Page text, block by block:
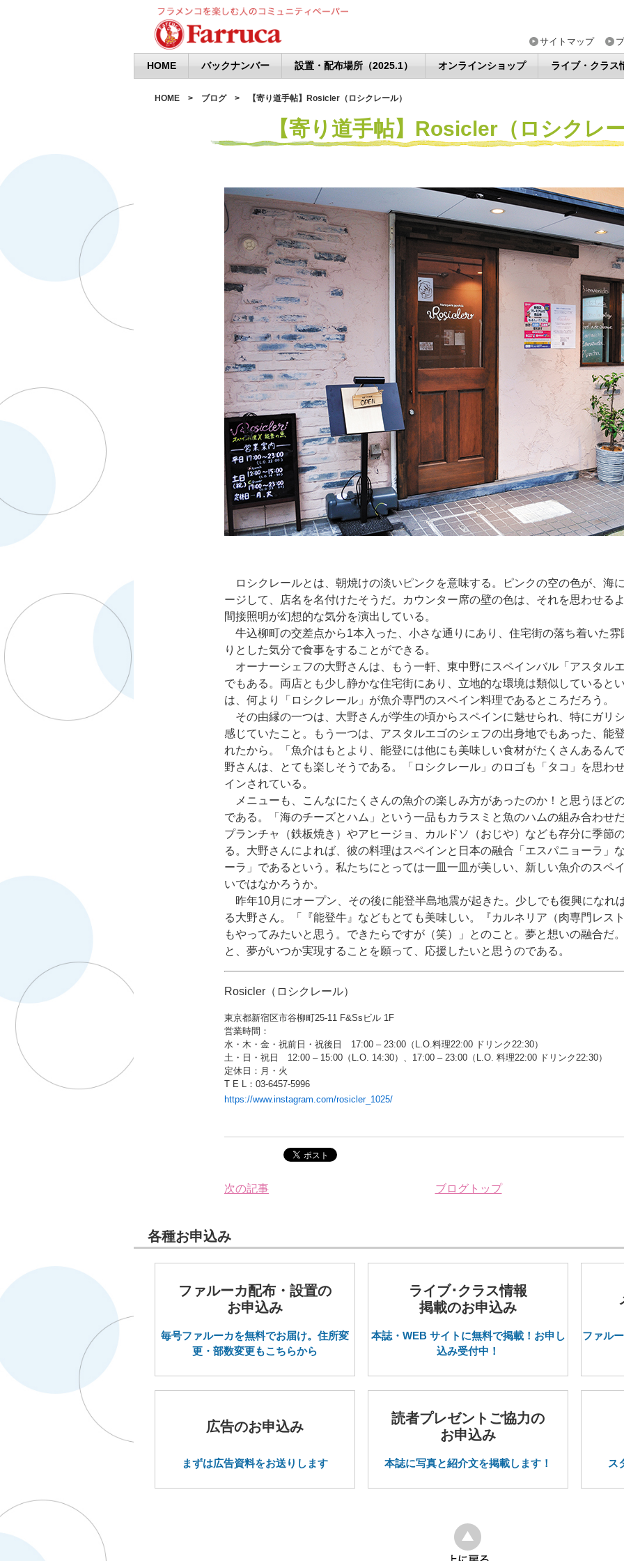
サイトマップ
HOME バックナンバー 設置・配布場所（2025.1） オンラインショップ ライブ・クラス
HOME ブログ 【寄り道手帖】Rosicler（ロシクレール）
【寄り道手帖】Rosicler（ロシクレ
ロシクレールとは、朝焼けの淡いピンクを意味する。ピンクの空の色が、海
ージして、店名を名付けたそうだ。カウンター席の壁の色は、それを思わせる
間接照明が幻想的な気分を演出している。
牛込柳町の交差点から1本入った、小さな通りにあり、住宅街の落ち着いた雰
りとした気分で食事をすることができる。
オーナーシェフの大野さんは、もう一軒、東中野にスペインバル「アスタル
でもある。両店とも少し静かな住宅街にあり、立地的な環境は類似していると
は、何より「ロシクレール」が魚介専門のスペイン料理であるところだろう。
その由縁の一つは、大野さんが学生の頃からスペインに魅せられ、特にガリ
感じていたこと。もう一つは、アスタルエゴのシェフの出身地でもあった、能
れたから。「魚介はもとより、能登には他にも美味しい食材がたくさんあるん
野さんは、とても楽しそうである。「ロシクレール」のロゴも「タコ」を思わ
インされている。
メニューも、こんなにたくさんの魚介の楽しみ方があったのか！と思うほど
である。「海のチーズとハム」という一品もカラスミと魚のハムの組み合わせ
プランチャ（鉄板焼き）やアヒージョ、カルドソ（おじや）なども存分に季節
る。大野さんによれば、彼の料理はスペインと日本の融合「エスパニョーラ」
ーラ」であるという。私たちにとっては一皿一皿が美しい、新しい魚介のスペ
いではなかろうか。
昨年10月にオープン、その後に能登半島地震が起きた。少しでも復興になれ
る大野さん。「『能登牛』などもとても美味しい。『カルネリア（肉専門レス
もやってみたいと思う。できたらですが（笑）」とのこと。夢と想いの融合だ
と、夢がいつか実現することを願って、応援したいと思うのである。
Rosicler（ロシクレール）
東京都新宿区市谷柳町25‐11 F&Ssビル 1F
営業時間：
水・木・金・祝前日・祝後日 17:00 – 23:00（L.O.料理22:00 ドリンク22:30）
土・日・祝日 12:00 – 15:00（L.O. 14:30）、17:00 – 23:00（L.O. 料理22:00 ドリンク22:30）
定休日：月・火
T E L：03-6457-5996
https://www.instagram.com/rosicler_1025/
次の記事 ブログトップ
各種お申込み
ファルーカ配布・設置の
お申込み
毎号ファルーカを無料でお届け。住所変
更・部数変更もこちらから
ライブ･クラス情報
掲載のお申込み
本誌・WEB サイトに無料で掲載！お申し
込み受付中！
ファル
広告のお申込み
まずは広告資料をお送りします
読者プレゼントご協力の
お申込み
本誌に写真と紹介文を掲載します！ ス